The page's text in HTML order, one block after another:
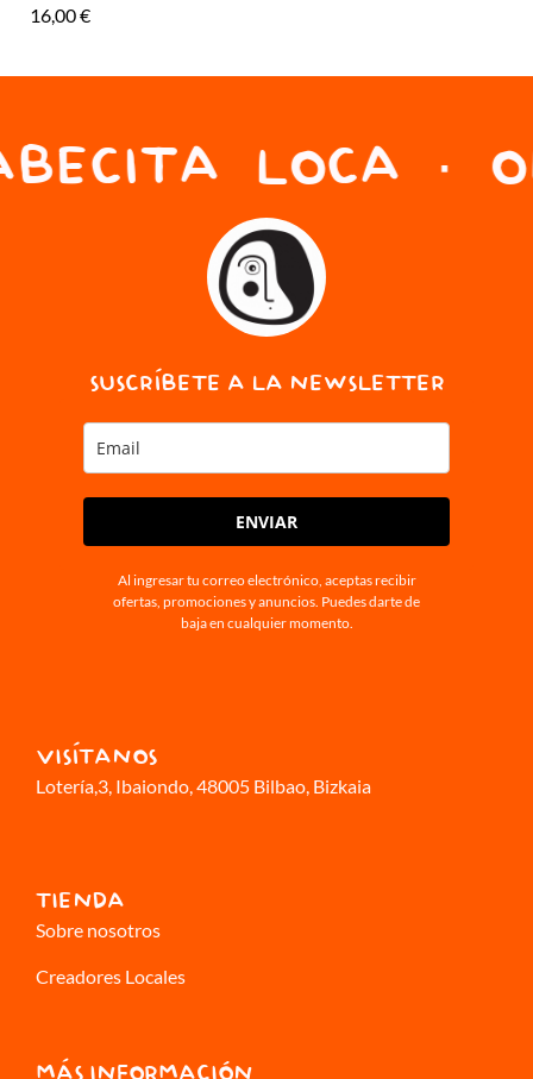
16,00€
LOCA ·
SUSCRÍBETE A LA NEWSLETTER
ENVIAR
Al ingresar tu correo electrónico, aceptas recibir
ofertas, promociones y anuncios. Puedes darte de
baja en cualquier momento.
VISÍTANOS
Lotería,3, Ibaiondo, 48005 Bilbao, Bizkaia
TIENDA
Sobre nosotros
Creadores Locales
MÁS INFORMACIÓN